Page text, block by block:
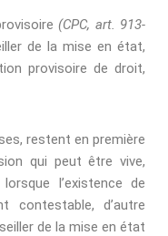
(CPC, art. 913-
de la mise en état,
provisoire de droit,
restent en première
qui peut être vive,
l’existence de
contestable, d’autre
de la mise en état